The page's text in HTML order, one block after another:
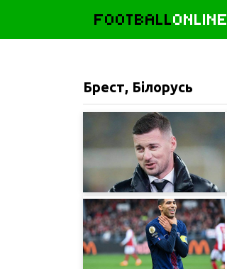
FOOTBALLONLINE
Брест, Білорусь